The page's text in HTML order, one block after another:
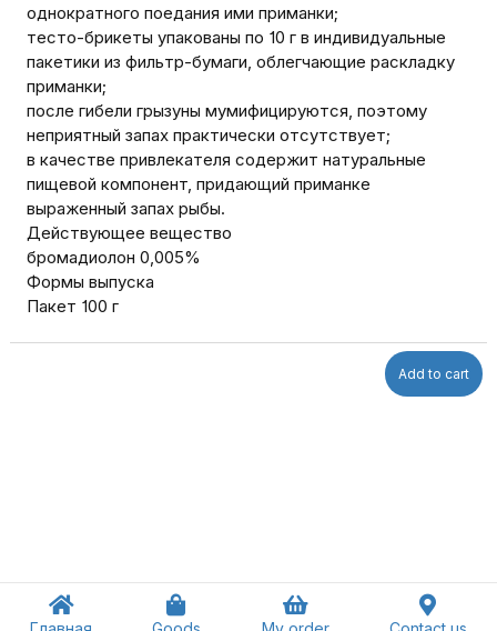
однократного поедания ими приманки;
тесто-брикеты упакованы по 10 г в индивидуальные
пакетики из фильтр-бумаги, облегчающие раскладку
приманки;
после гибели грызуны мумифицируются, поэтому
неприятный запах практически отсутствует;
в качестве привлекателя содержит натуральные
пищевой компонент, придающий приманке
выраженный запах рыбы.
Действующее вещество
бромадиолон 0,005%
Формы выпуска
Пакет 100 г
Add to cart